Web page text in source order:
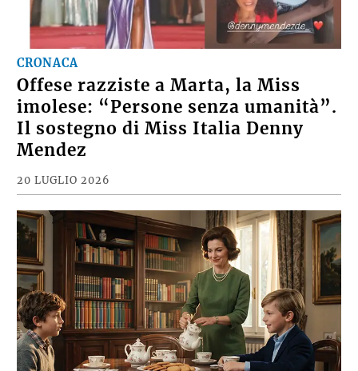
CRONACA
Offese razziste a Marta, la Miss
imolese: “Persone senza umanità”.
Il sostegno di Miss Italia Denny
Mendez
20 LUGLIO 2026